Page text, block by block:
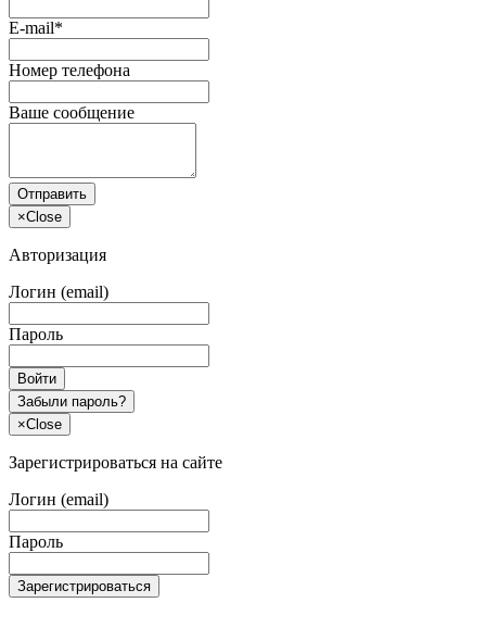
E-mail*
Номер телефона
Ваше сообщение
Отправить
×Close
Авторизация
Логин (email)
Пароль
Войти
Забыли пароль?
×Close
Зарегистрироваться на сайте
Логин (email)
Пароль
Зарегистрироваться